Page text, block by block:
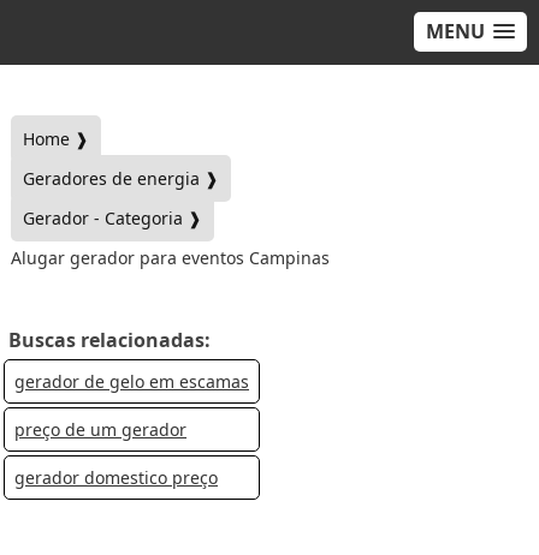
MENU
Home ❱
Geradores de energia ❱
Gerador - Categoria ❱
Alugar gerador para eventos Campinas
Buscas relacionadas:
gerador de gelo em escamas
preço de um gerador
gerador domestico preço